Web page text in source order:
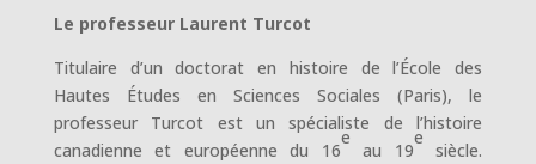
Le professeur Laurent Turcot
Titulaire d’un doctorat en histoire de l’École des
Hautes Études en Sciences Sociales (Paris), le
professeur Turcot est un spécialiste de l’histoire
canadienne et européenne du 16
e
au 19
e
siècle.